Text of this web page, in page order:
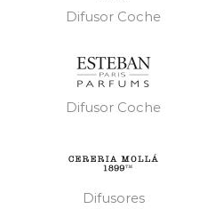
Difusor Coche
Difusor Coche
Difusores